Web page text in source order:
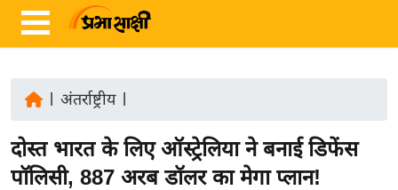
ज़ा
ख
अंतर्राष्ट्रीय|
दोस्त भारत के लिए ऑस्ट्रेलिया ने बनाई डिफेंस
पॉलिसी, 887 अरब डॉलर का मेगा प्लान!